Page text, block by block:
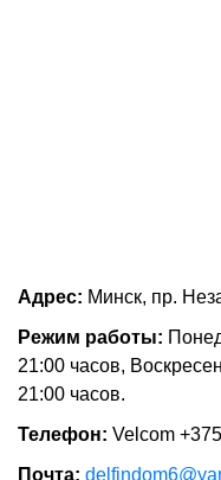
Адрес: Минск, пр.
Режим работы:
21:00 часов,
21:00 часов.
Телефон: Velcom
Почта: